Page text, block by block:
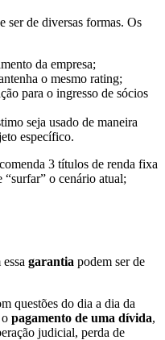
ser de diversas formas. Os
da empresa;
o mesmo rating;
para o ingresso de sócios
seja usado de maneira
específico.
3 títulos de renda fixa
“surfar” o cenário atual;
garantia podem ser de
questões do dia a dia da
pagamento de uma dívida,
judicial, perda de